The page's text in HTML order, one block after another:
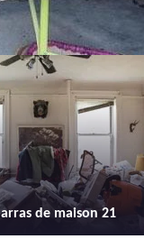
d'appartement 21